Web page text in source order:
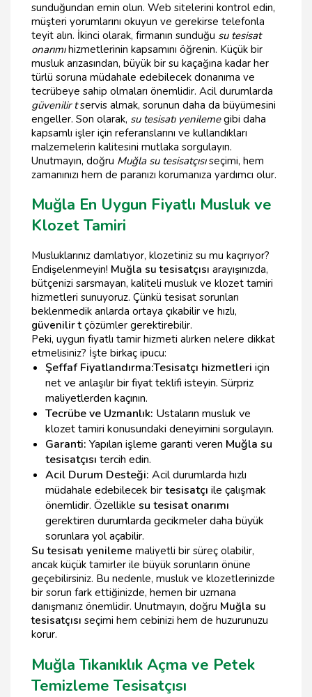
sunduğundan emin olun. Web sitelerini kontrol edin,
müşteri yorumlarını okuyun ve gerekirse telefonla
teyit alın. İkinci olarak, firmanın sunduğu su tesisat
onarımıhizmetlerinin kapsamını öğrenin. Küçük bir
musluk arızasından, büyük bir su kaçağına kadar her
türlü soruna müdahale edebilecek donanıma ve
tecrübeye sahip olmaları önemlidir. Acil durumlarda
güvenilir tservis almak, sorunun daha da büyümesini
engeller. Son olarak, su tesisatı yenilemegibi daha
kapsamlı işler için referanslarını ve kullandıkları
malzemelerin kalitesini mutlaka sorgulayın.
Unutmayın, doğru Muğla su tesisatçısıseçimi, hem
zamanınızı hem de paranızı korumanıza yardımcı olur.
Muğla En Uygun Fiyatlı Musluk ve
Klozet Tamiri
Musluklarınız damlatıyor, klozetiniz su mu kaçırıyor?
Endişelenmeyin! Muğla su tesisatçısı arayışınızda,
bütçenizi sarsmayan, kaliteli musluk ve klozet tamiri
hizmetleri sunuyoruz. Çünkü tesisat sorunları
beklenmedik anlarda ortaya çıkabilir ve hızlı,
güvenilir t çözümler gerektirebilir.
Peki, uygun fiyatlı tamir hizmeti alırken nelere dikkat
etmelisiniz? İşte birkaç ipucu:
Şeffaf Fiyatlandırma:Tesisatçı hizmetleri için
net ve anlaşılır bir fiyat teklifi isteyin. Sürpriz
maliyetlerden kaçının.
Tecrübe ve Uzmanlık: Ustaların musluk ve
klozet tamiri konusundaki deneyimini sorgulayın.
Garanti: Yapılan işleme garanti veren Muğla su
tesisatçısı tercih edin.
Acil Durum Desteği: Acil durumlarda hızlı
müdahale edebilecek birtesisatçı ile çalışmak
önemlidir. Özellikle su tesisat onarımı
gerektiren durumlarda gecikmeler daha büyük
sorunlara yol açabilir.
Su tesisatı yenileme maliyetli bir süreç olabilir,
ancak küçük tamirler ile büyük sorunların önüne
geçebilirsiniz. Bu nedenle, musluk ve klozetlerinizde
bir sorun fark ettiğinizde, hemen bir uzmana
danışmanız önemlidir. Unutmayın, doğru Muğla su
tesisatçısı seçimi hem cebinizi hem de huzurunuzu
korur.
Muğla Tıkanıklık Açma ve Petek
Temizleme Tesisatçısı